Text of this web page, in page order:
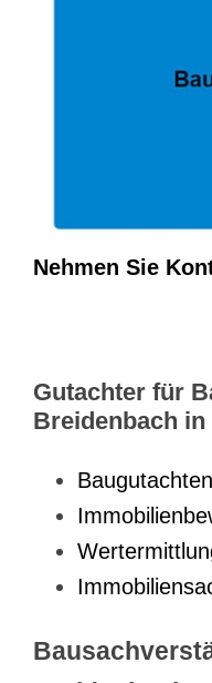
Nehmen Sie
Gutachter für
Breidenbach in
Baugutachten